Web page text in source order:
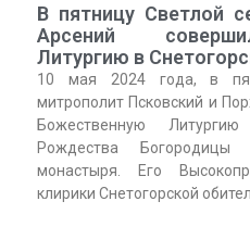
В пятницу Светлой
Арсений
Литургию в
10 мая 2024 года, в
митрополит Псковский и
Божественную
Рождества Богородицы
монастыря. Его
клирики Снетогорской